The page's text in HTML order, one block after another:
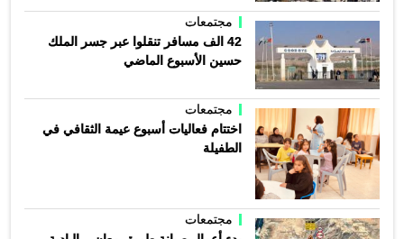
مجتمعات
42 الف مسافر تنقلوا عبر جسر الملك
حسين الأسبوع الماضي
مجتمعات
اختتام فعاليات أسبوع عيمة الثقافي في
الطفيلة
مجتمعات